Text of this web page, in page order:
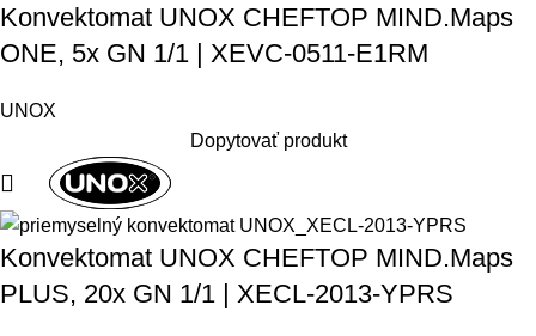
Konvektomat UNOX CHEFTOP MIND.Maps
ONE, 5x GN 1/1 | XEVC-0511-E1RM
UNOX
Dopytovať produkt
Konvektomat UNOX CHEFTOP MIND.Maps
PLUS, 20x GN 1/1 | XECL-2013-YPRS